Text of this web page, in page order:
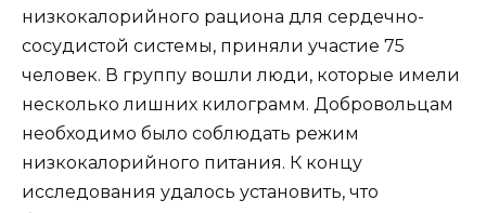
низкокалорийного рациона для сердечно-
сосудистой системы, приняли участие 75
человек. В группу вошли люди, которые имели
несколько лишних килограмм. Добровольцам
необходимо было соблюдать режим
низкокалорийного питания. К концу
исследования удалось установить, что